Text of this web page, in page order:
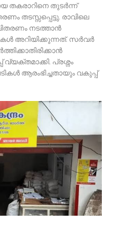
തകരാറിനെ തുടർന്ന്
തടസ്സപ്പെട്ടു. രാവിലെ
നടത്താൻ
അറിയിക്കുന്നത്. സർവർ
പ്രശ്നം
ആരംഭിച്ചതായും വകുപ്പ്